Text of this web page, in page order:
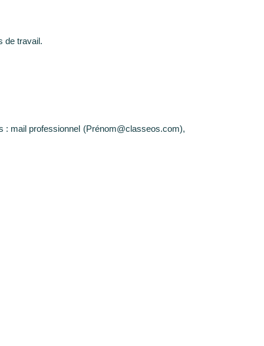
de travail.
: mail professionnel (Prénom@classeos.com),